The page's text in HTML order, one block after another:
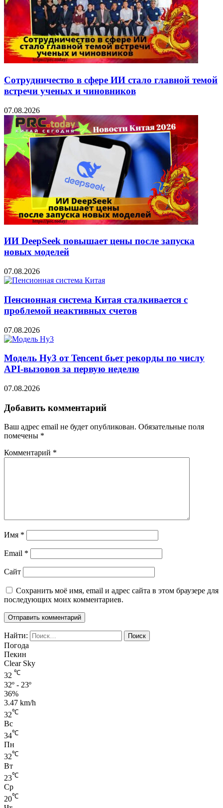
Сотрудничество в сфере ИИ стало главной темой
встречи ученых и чиновников
07.08.2026
ИИ DeepSeek повышает цены после запуска
новых моделей
07.08.2026
Пенсионная система Китая сталкивается с
проблемой неактивных счетов
07.08.2026
Модель Hy3 от Tencent бьет рекорды по числу
API-вызовов за первую неделю
07.08.2026
Добавить комментарий
Ваш адрес email не будет опубликован. Обязательные поля
помечены *
Комментарий *
Имя *
Email *
Сайт
Сохранить моё имя, email и адрес сайта в этом браузере для
последующих моих комментариев.
Найти:
Погода
Пекин
Clear Sky
32 ℃
32º - 23º
36%
3.47 km/h
32℃
Вс
34℃
Пн
32℃
Вт
23℃
Ср
20℃